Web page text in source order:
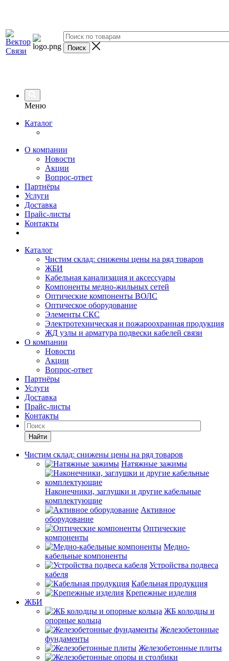
Меню
Каталог
О компании
Новости
Акции
Вопрос-ответ
Партнёры
Услуги
Доставка
Прайс-листы
Контакты
Каталог
Чистим склад: снижены цены на ряд товаров
ЖБИ
Кабельная канализация и аксессуары
Компоненты медно-жильных сетей
Оптические компоненты ВОЛС
Оптическое оборудование
Элементы СКС
Электротехническая и пожароохранная продукция
ЖД узлы и арматура подвески кабелей связи
О компании
Новости
Акции
Вопрос-ответ
Партнёры
Услуги
Доставка
Прайс-листы
Контакты
Найти
Чистим склад: снижены цены на ряд товаров
Натяжные зажимы
Наконечники, заглушки и другие кабельные
комплектующие
Активное
оборудование
Оптические
компоненты
Медно-
кабельные компоненты
Устройства подвеса
кабеля
Кабельная продукция
Крепежные изделия
ЖБИ
ЖБ колодцы и
опорные кольца
Железобетонные
фундаменты
Железобетонные плиты